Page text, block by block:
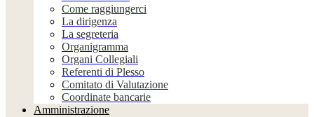
Come raggiungerci
La dirigenza
La segreteria
Organigramma
Organi Collegiali
Referenti di Plesso
Comitato di Valutazione
Coordinate bancarie
Amministrazione